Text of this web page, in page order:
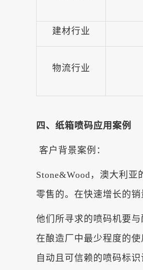
建材行业
物流行业
四、纸箱喷码应用案例
客户背景案例：
Stone&Wood，澳大利
零售的。在快速增长的
他们所寻求的喷码机要
在酿造厂中最少程度的
自动且可信赖的喷码标